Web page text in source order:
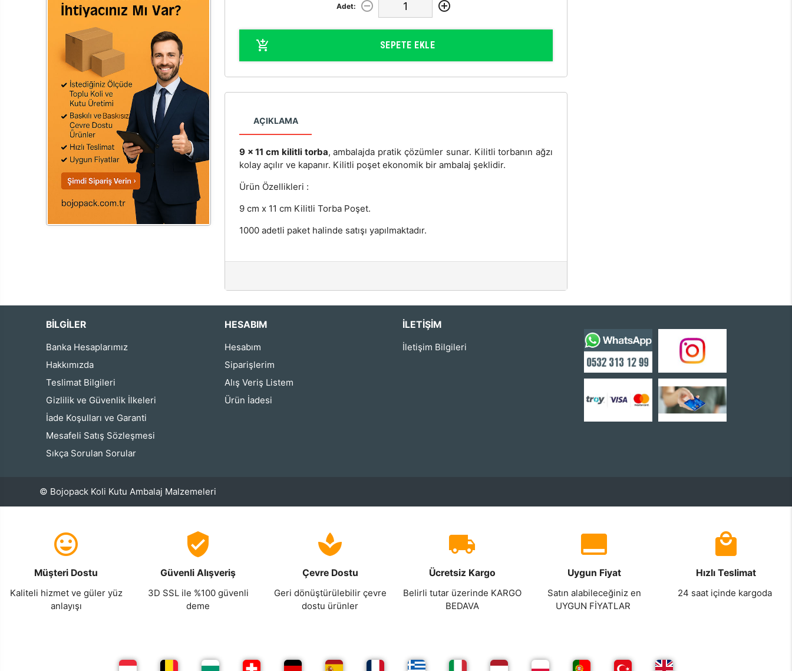
Adet:
SEPETE EKLE
AÇIKLAMA
9 x 11 cm kilitli torba, ambalajda pratik çözümler sunar. Kilitli torbanın ağzı
kolay açılır ve kapanır. Kilitli poşet ekonomik bir ambalaj şeklidir.
Ürün Özellikleri :
9 cm x 11 cm Kilitli Torba Poşet.
1000 adetli paket halinde satışı yapılmaktadır.
BİLGİLER
Banka Hesaplarımız
Hakkımızda
Teslimat Bilgileri
Gizlilik ve Güvenlik İlkeleri
İade Koşulları ve Garanti
Mesafeli Satış Sözleşmesi
Sıkça Sorulan Sorular
HESABIM
Hesabım
Siparişlerim
Alış Veriş Listem
Ürün İadesi
İLETIŞIM
İletişim Bilgileri
© Bojopack Koli Kutu Ambalaj Malzemeleri
Müşteri Dostu
Kaliteli hizmet ve güler yüz
anlayışı
Güvenli Alışveriş
3D SSL ile %100 güvenli
deme
Çevre Dostu
Geri dönüştürülebilir çevre
dostu ürünler
Ücretsiz Kargo
Belirli tutar üzerinde KARGO
BEDAVA
Uygun Fiyat
Satın alabileceğiniz en
UYGUN FİYATLAR
Hızlı Teslimat
24 saat içinde kargoda